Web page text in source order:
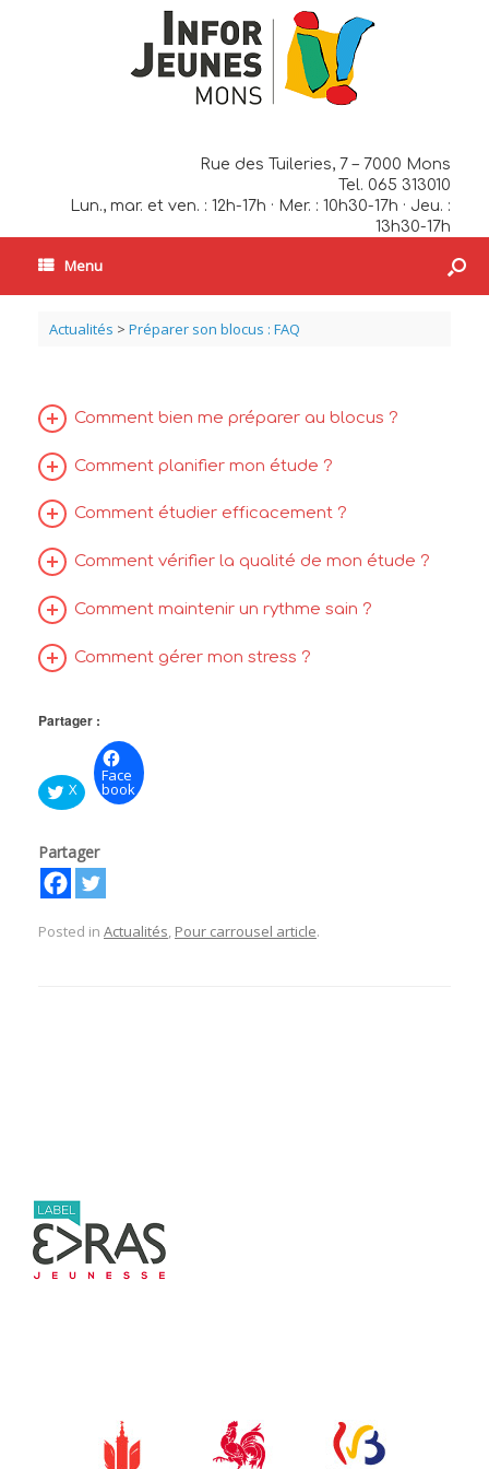
Rue des Tuileries, 7 – 7000 Mons
Tel. 065 313010
Lun., mar. et ven. : 12h-17h · Mer. : 10h30-17h · Jeu. :
13h30-17h
Menu
Actualités > Préparer son blocus : FAQ
Comment bien me préparer au blocus ?
Comment planifier mon étude ?
Comment étudier efficacement ?
Comment vérifier la qualité de mon étude ?
Comment maintenir un rythme sain ?
Comment gérer mon stress ?
Partager :
X
Face
book
Partager
Posted in Actualités, Pour carrousel article.